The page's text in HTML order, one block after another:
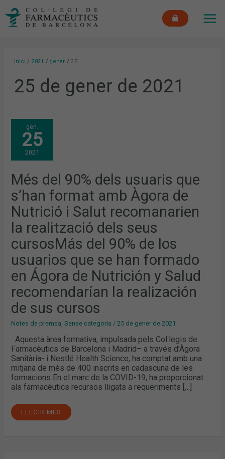
Inici 2021 gener 25
25 de gener de 2021
gen.
25
2021
Més del 90% dels usuaris que
s’han format amb Àgora de
Nutrició i Salut recomanarien
la realització dels seus
cursosMás del 90% de los
usuarios que se han formado
en Ágora de Nutrición y Salud
recomendarían la realización
de sus cursos
Notes de premsa ,Sense categoria /25 de gener de 2021
Aquesta àrea formativa, impulsada pels Col·legis de
Farmacèutics de Barcelona i Madrid– a través d’Àgora
Sanitària- i Nestlé Health Science, ha comptat amb una
mitjana de més de 400 inscrits en cadascuna de les
formacions En el marc de la COVID-19, ha proporcionat
als farmacèutics recursos lligats a requeriments […]
MÉS
DEL
90%
DELS
USUARIS
QUE
S’HAN
AMB
ÀGORA
DE
NUTRICIÓ
I
SALUT
RECOMANARIEN
LA
REALITZACIÓ
DELS
CURSOSMÁS
90%
DE
LOS
USUARIOS
SE
HAN
FORMADO
EN
DE
Y
SALUD
RECOMENDARÍAN
LA
REALIZACIÓN
DE
SUS
CURSOS
LLEGIR MÉS